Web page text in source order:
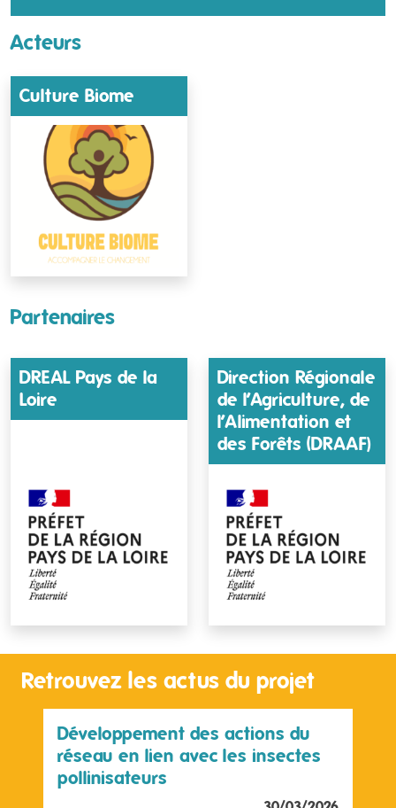
Acteurs
Culture Biome
Partenaires
DREAL Pays de la
Loire
Direction Régionale
de l’Agriculture, de
l’Alimentation et
des Forêts (DRAAF)
Retrouvez les actus du projet
Développement des actions du
réseau en lien avec les insectes
pollinisateurs